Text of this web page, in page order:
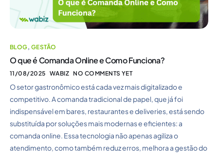
BLOG, GESTÃO
O que é Comanda Online e Como Funciona?
11/08/2025 WABIZ NO COMMENTS YET
O setor gastronômico está cada vez mais digitalizado e
competitivo. A comanda tradicional de papel, que já foi
indispensável em bares, restaurantes e deliveries, está sendo
substituída por soluções mais modernas e eficientes: a
comanda online. Essa tecnologia não apenas agiliza o
atendimento, como também reduz erros, melhora a gestão do